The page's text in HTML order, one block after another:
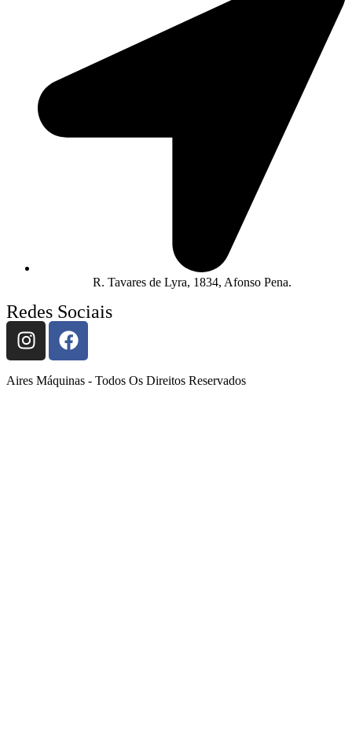
R. Tavares de Lyra, 1834, Afonso Pena.
Redes Sociais
Aires Máquinas - Todos Os Direitos Reservados